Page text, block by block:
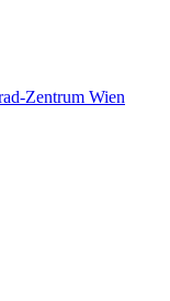
Zentrum Wien